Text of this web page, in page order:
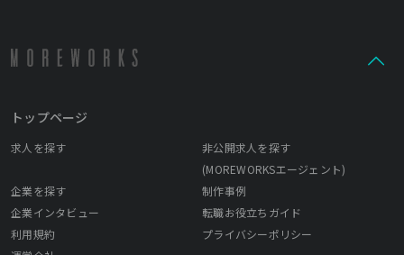
「機能」としてつたわることを最低限に、次は「心を動かすも
の」を目指します。 心を動かすとは、何もサイトなどをみて「涙
ことを理解する、新しい価値観が生まれる、やりたいことが実現
できるなど、この言葉では想像しにくい、「ECサイト」からも
「心を動かすもの」は生まれると思っています。
トップページ
求人を探す
非公開求人を探す
(MOREWORKSエージェント)
企業を探す
制作事例
企業インタビュー
転職お役立ちガイド
利用規約
プライバシーポリシー